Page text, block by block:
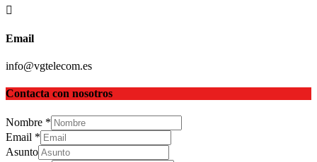
Email
info@vgtelecom.es
Contacta con nosotros
Nombre *
Email *
Asunto